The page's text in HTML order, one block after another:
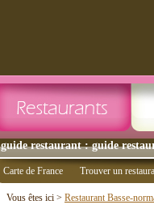
guide restaurant : guide
Carte de France Trouver un
Vous êtes ici > Restaurant Basse-